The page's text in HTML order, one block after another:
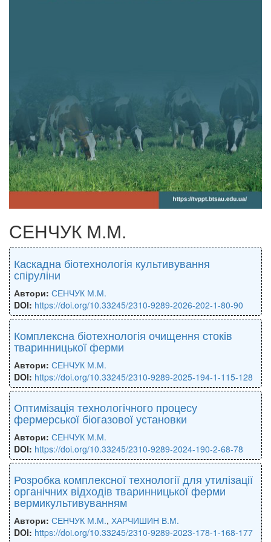
СЕНЧУК М.М.
Каскадна біотехнологія культивування
спіруліни
Автори: СЕНЧУК М.М.
DOI: https://doi.org/10.33245/2310-9289-2026-202-1-80-90
Комплексна біотехнологія очищення стоків
тваринницької ферми
Автори: СЕНЧУК М.М.
DOI: https://doi.org/10.33245/2310-9289-2025-194-1-115-128
Оптимізація технологічного процесу
фермерської біогазової установки
Автори: СЕНЧУК М.М.
DOI: https://doi.org/10.33245/2310-9289-2024-190-2-68-78
Розробка комплексної технології для утилізації
органічних відходів тваринницької ферми
вермикультивуванням
Автори: СЕНЧУК М.М., ХАРЧИШИН В.М.
DOI: https://doi.org/10.33245/2310-9289-2023-178-1-168-177